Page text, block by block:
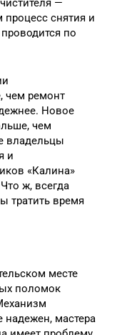
—
процесс снятия и
по
чем ремонт
Новое
чем
владельцы
и
«Калина»
ж, всегда
тратить время
месте
поломок
надежен, мастера